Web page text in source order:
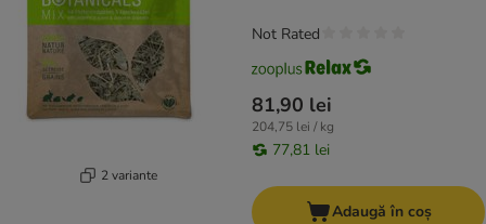
2 variante
81,90 lei
204,75 lei / kg
77,81 lei
Not Rated
Adaugă în coș